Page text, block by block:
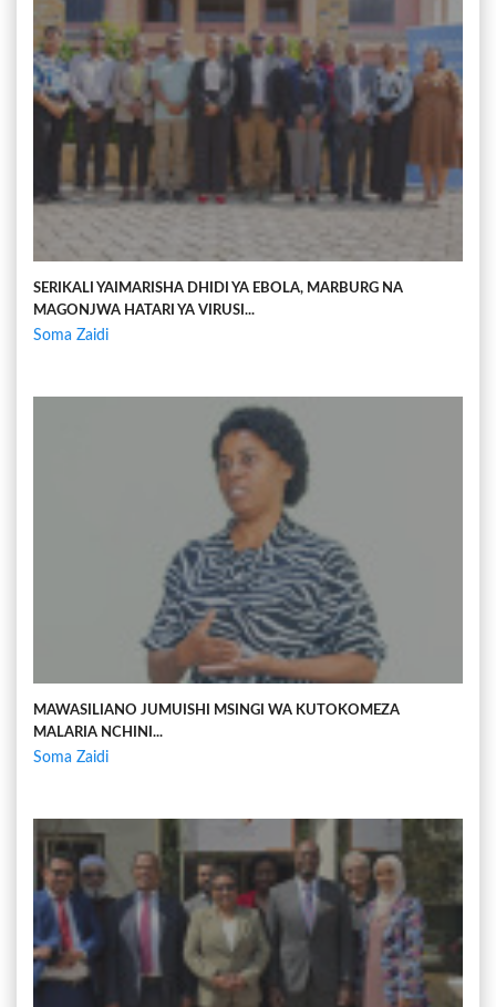
SERIKALI YAIMARISHA DHIDI YA EBOLA, MARBURG NA
MAGONJWA HATARI YA VIRUSI...
Soma Zaidi
MAWASILIANO JUMUISHI MSINGI WA KUTOKOMEZA
MALARIA NCHINI...
Soma Zaidi